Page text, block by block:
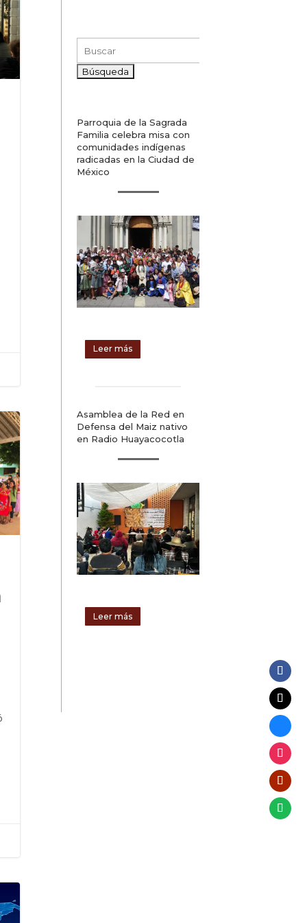
Buscar:
Parroquia de la Sagrada
Familia celebra misa con
comunidades indígenas
radicadas en la Ciudad de
México
Leer más
Asamblea de la Red en
Defensa del Maiz nativo
en Radio Huayacocotla
Leer más